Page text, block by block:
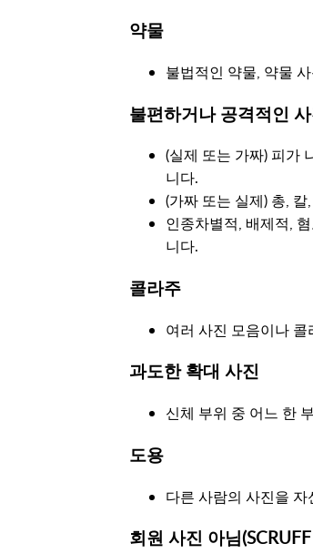
약물
불법적인 약물, 약물
불편하거나 공격적인
(실제 또는 가짜) 피가
니다.
(가짜 또는 실제) 총,
인종차별적, 배제적,
니다.
콜라주
여러 사진 모음이나
과도한 확대 사진
신체 부위 중 어느 한
도용
다른 사람의 사진을
회원 사진 아님